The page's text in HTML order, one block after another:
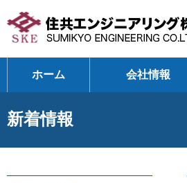
ホーム 会社情報
新着情報